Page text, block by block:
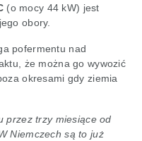
(o mocy 44 kW) jest
obory.
pofermentu nad
że można go wywozić
okresami gdy ziemia
przez trzy miesiące od
Niemczech są to już